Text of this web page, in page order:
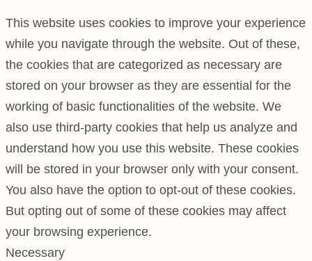
This website uses cookies to improve your experience
while you navigate through the website. Out of these,
the cookies that are categorized as necessary are
stored on your browser as they are essential for the
working of basic functionalities of the website. We
also use third-party cookies that help us analyze and
understand how you use this website. These cookies
will be stored in your browser only with your consent.
You also have the option to opt-out of these cookies.
But opting out of some of these cookies may affect
your browsing experience.
Necessary